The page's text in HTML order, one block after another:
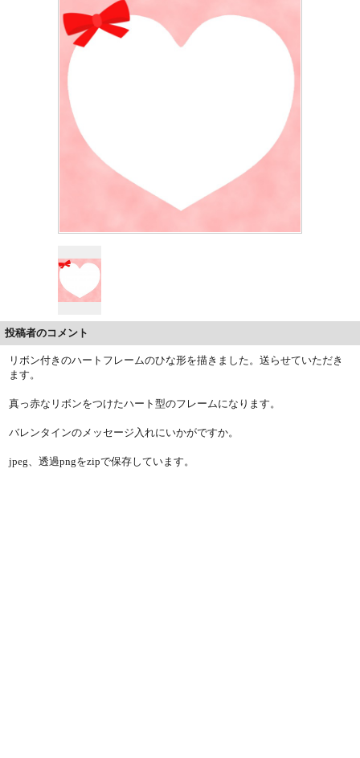
投稿者のコメント
リボン付きのハートフレームのひな形を描きました。送らせていただき
ます。
真っ赤なリボンをつけたハート型のフレームになります。
バレンタインのメッセージ入れにいかがですか。
jpeg、透過pngをzipで保存しています。